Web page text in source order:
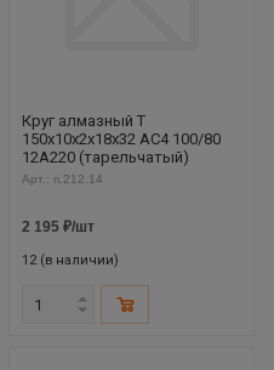
Круг алмазный Т
150х10х2х18х32 АС4 100/80
12А220 (тарельчатый)
Арт.: ri.212.14
2 195₽/шт
12 (в наличии)